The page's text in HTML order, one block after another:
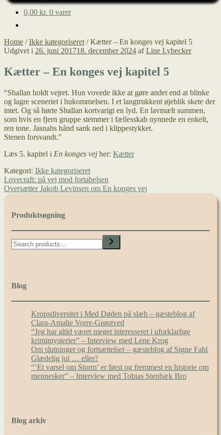
0,00 kr. 0 varer
Home /Ikke kategoriseret /Kætter – En konges vej kapitel 5
Udgivet i 26. juni 201718. december 2024 afLine Lybecker
Kætter – En konges vej kapitel 5
“Shallan holdt vejret. Hun vovede ikke at gøre andet end at blinke
og lagre sceneriet i hukommelsen. I et langtrukkent øjeblik skete der
intet. Og så hørte Shallan kortvarigt en lyd. En lavmælt summen,
som hvis en fjern gruppe stemmer i fællesskab nynnede en enkelt,
ren tone. Jasnahs hånd sank ned i klippestykket.
Stenen forsvandt.”
Læs 5. kapitel i En konges vej her: Kætter
Kategori: Ikke kategoriseret
Indlægsnavigation
Forrige
indlæg:
Lovecraft: på vej mod fortabelsen
Næste
indlæg:
Oversætter Jakob Levinsen om En konges vej
Produktsøgning
Search
Blog
Kropsdiversitet i Med Døden på slæb – gæsteblog af
Clara-Amalie Vorre-Grøntved
“Jeg har altid været meget interesseret i uforklarlige
krimimysterier” – Interview med Lene Krog
Om slutninger og fortsættelser – gæsteblog af Signe Fahl
Glædelig jul … eller?
“‘Et varsel om Storm’ er først og fremmest en historie om
mennesker” – Interview med Tobias Stenbæk Bro
Blog arkiv